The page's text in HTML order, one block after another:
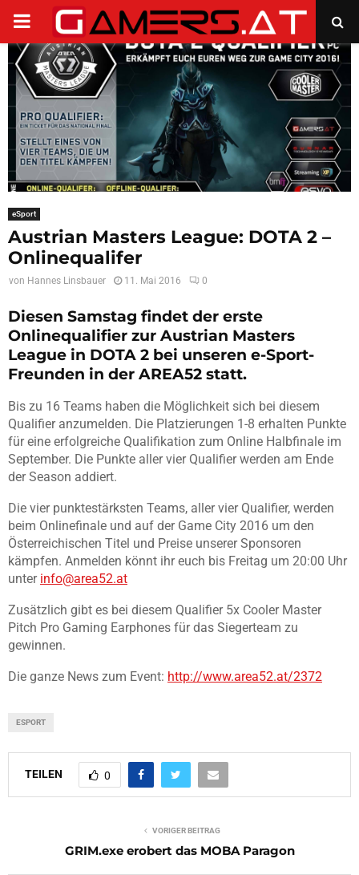
PRIMARY
MENU
eSport
Austrian Masters League: DOTA 2 –
Onlinequalifer
von Hannes Linsbauer 11. Mai 2016 0
Diesen Samstag findet der erste
Onlinequalifier zur Austrian Masters
League in DOTA 2 bei unseren e-Sport-
Freunden in der AREA52 statt.
Bis zu 16 Teams haben die Möglichkeit sich bei diesem
Qualifier anzumelden. Die Platzierungen 1-8 erhalten Punkte
für eine erfolgreiche Qualifikation zum Online Halbfinale im
September. Die Punkte aller vier Qualifier werden am Ende
der Season addiert.
Die vier punktestärksten Teams, aller vier Qualifier, werden
beim Onlinefinale und auf der Game City 2016 um den
Österreichischen Titel und Preise unserer Sponsoren
kämpfen. Anmelden könnt ihr euch bis Freitag um 20:00 Uhr
unter info@area52.at
Zusätzlich gibt es bei diesem Qualifier 5x Cooler Master
Pitch Pro Gaming Earphones für das Siegerteam zu
gewinnen.
Die ganze News zum Event: http://www.area52.at/2372
ESPORT
TEILEN 0
VORIGER BEITRAG
GRIM.exe erobert das MOBA Paragon